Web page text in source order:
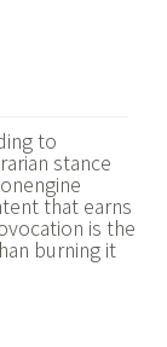
to
stance
that earns
is the
burning it